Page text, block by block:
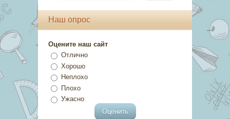
Наш опрос
Оцените наш сайт
Отлично
Хорошо
Неплохо
Плохо
Ужасно